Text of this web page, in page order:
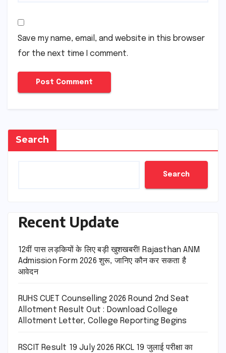
Save my name, email, and website in this browser
for the next time I comment.
Search
Search
Recent Update
12वीं पास लड़कियों के लिए बड़ी खुशखबरी! Rajasthan ANM
Admission Form 2026 शुरू, जानिए कौन कर सकता है
आवेदन
RUHS CUET Counselling 2026 Round 2nd Seat
Allotment Result Out : Download College
Allotment Letter, College Reporting Begins
RSCIT Result 19 July 2026 RKCL 19 जुलाई परीक्षा का